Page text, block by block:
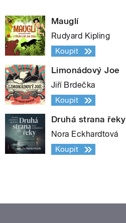
Mauglí
Rudyard Kipling
Koupit
Limonádový Joe
Jiří Brdečka
Koupit
Druhá strana řeky
Nora Eckhardtová
Koupit